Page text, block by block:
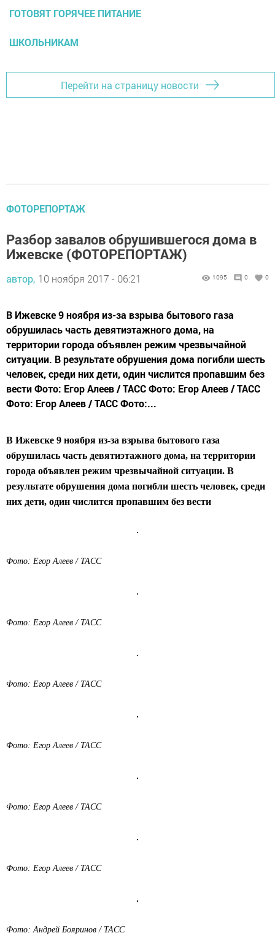
ГОТОВЯТ ГОРЯЧЕЕ ПИТАНИЕ
ШКОЛЬНИКАМ
Перейти на страницу новости
ФОТОРЕПОРТАЖ
Разбор завалов обрушившегося дома в
Ижевске (ФОТОРЕПОРТАЖ)
автор, 10 ноября 2017 - 06:21 1095 0 0
В Ижевске 9 ноября из-за взрыва бытового газа
обрушилась часть девятиэтажного дома, на
территории города объявлен режим чрезвычайной
ситуации. В результате обрушения дома погибли шесть
человек, среди них дети, один числится пропавшим без
вести Фото: Егор Алеев / ТАСС Фото: Егор Алеев / ТАСС
Фото: Егор Алеев / ТАСС Фото:...
В Ижевске 9 ноября из-за взрыва бытового газа
обрушилась часть девятиэтажного дома, на территории
города объявлен режим чрезвычайной ситуации. В
результате обрушения дома погибли шесть человек, среди
них дети, один числится пропавшим без вести
Фото: Егор Алеев / ТАСС
Фото: Егор Алеев / ТАСС
Фото: Егор Алеев / ТАСС
Фото: Егор Алеев / ТАСС
Фото: Егор Алеев / ТАСС
Фото: Егор Алеев / ТАСС
Фото: Андрей Бояринов / ТАСС